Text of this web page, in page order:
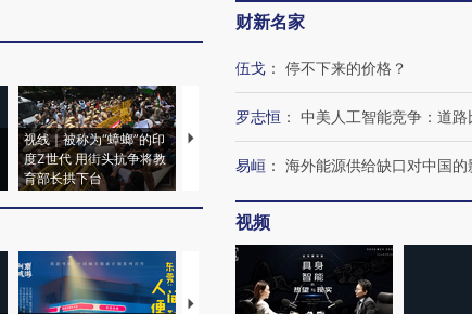
视线｜被称为“蟑螂”的印
度Z世代 用街头抗争将教
育部长拱下台
视线｜“入侵”还是“人道危
机”？难民潮撕裂西班牙
飞地休达
湖北宜昌局部短时
128毫米 紧急转移
4000人
【推广】走进第四届链博
财新名家
伍戈 ： 停不下来的价格？
罗志恒 ： 中美人工智能竞争：道
易峘 ： 海外能源供给缺口对中国的
视频